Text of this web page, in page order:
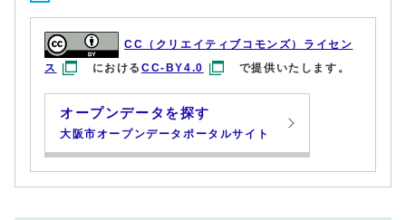
CC（クリエイティブコモンズ）ライセン
ス
におけるCC-BY4.0 で提供いたします。
オープンデータを探す
大阪市オープンデータポータルサイト